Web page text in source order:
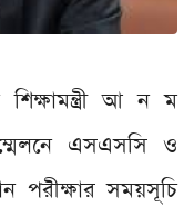
আ ন ম
এসএসসি ও
সময়সূচি